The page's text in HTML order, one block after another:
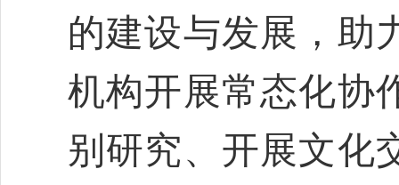
的建设与发展，助
机构开展常态化协
别研究、开展文化